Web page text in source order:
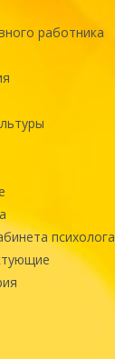
работника
психолога